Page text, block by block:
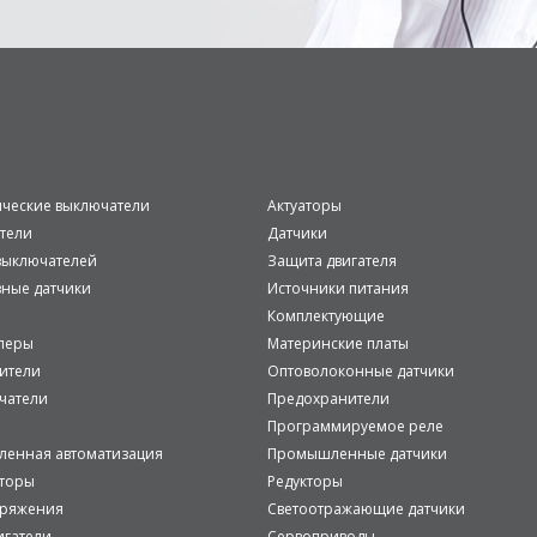
выключатели
Актуаторы
Датчики
Защита двигателя
датчики
Источники питания
Комплектующие
Материнские платы
Оптоволоконные датчики
Предохранители
Программируемое реле
автоматизация
Промышленные датчики
Редукторы
Светоотражающие датчики